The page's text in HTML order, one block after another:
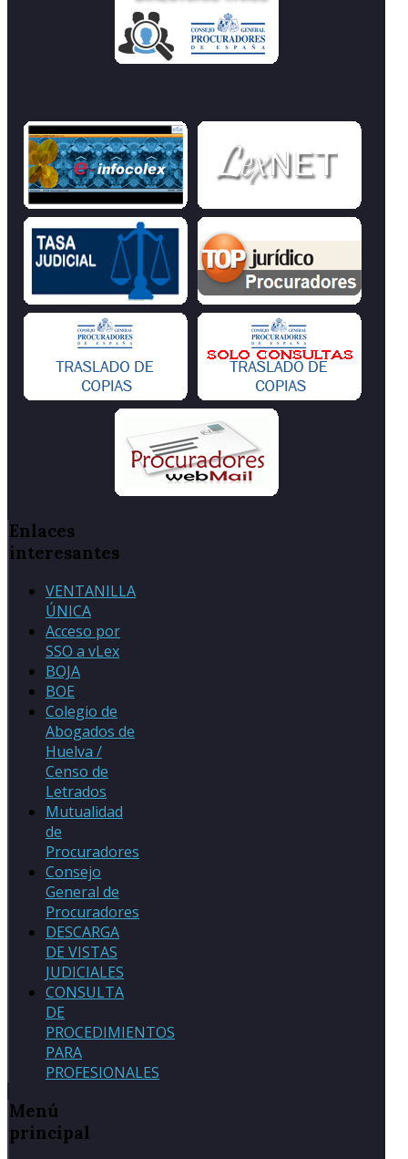
Enlaces
interesantes
VENTANILLA
ÚNICA
Acceso por
SSO a vLex
BOJA
BOE
Colegio de
Abogados de
Huelva /
Censo de
Letrados
Mutualidad
de
Procuradores
Consejo
General de
Procuradores
DESCARGA
DE VISTAS
JUDICIALES
CONSULTA
DE
PROCEDIMIENTOS
PARA
PROFESIONALES
Menú
principal